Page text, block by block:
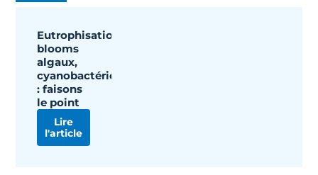
Eutrophisation,
blooms
algaux,
cyanobactéries
: faisons
le point
Lire
l'article